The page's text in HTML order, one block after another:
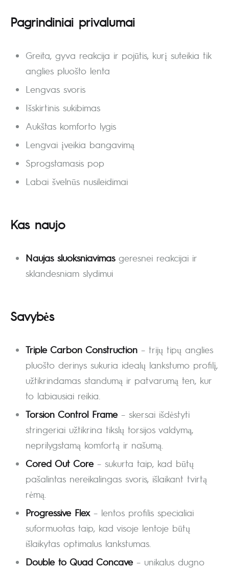
Pagrindiniai privalumai
Greita, gyva reakcija ir pojūtis, kurį suteikia tik
anglies pluošto lenta
Lengvas svoris
Išskirtinis sukibimas
Aukštas komforto lygis
Lengvai įveikia bangavimą
Sprogstamasis pop
Labai švelnūs nusileidimai
Kas naujo
Naujas sluoksniavimasgeresnei reakcijai ir
sklandesniam slydimui
Savybės
Triple Carbon Construction – trijų tipų anglies
pluošto derinys sukuria idealų lankstumo profilį,
užtikrindamas standumą ir patvarumą ten, kur
to labiausiai reikia.
Torsion Control Frame – skersai išdėstyti
stringeriai užtikrina tikslų torsijos valdymą,
neprilygstamą komfortą ir našumą.
Cored Out Core – sukurta taip, kad būtų
pašalintas nereikalingas svoris, išlaikant tvirtą
rėmą.
Progressive Flex– lentos profilis specialiai
suformuotas taip, kad visoje lentoje būtų
išlaikytas optimalus lankstumas.
Double to Quad Concave – unikalus dugno